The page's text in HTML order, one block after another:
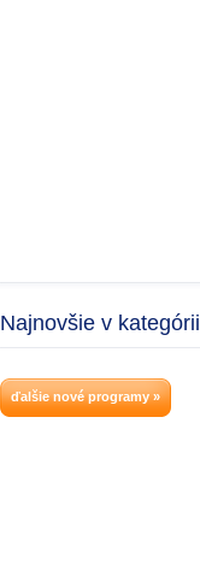
Najnovšie v kategórii
ďalšie nové programy »